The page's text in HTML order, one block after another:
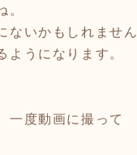
。
ないかもしれません
ようになります。
一度動画に撮って